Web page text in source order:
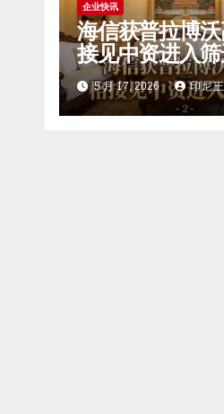
企业快讯
海信获普拉博
接见中资进入
5 月 17, 2026 印尼